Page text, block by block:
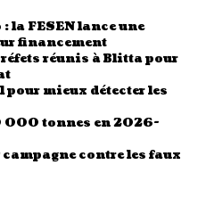
la FESEN lance une
financement
réunis à Blitta pour
mieux détecter les
000 tonnes en 2026-
contre les faux